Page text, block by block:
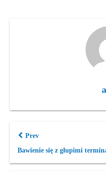
Prev
Bawienie się z głupimi